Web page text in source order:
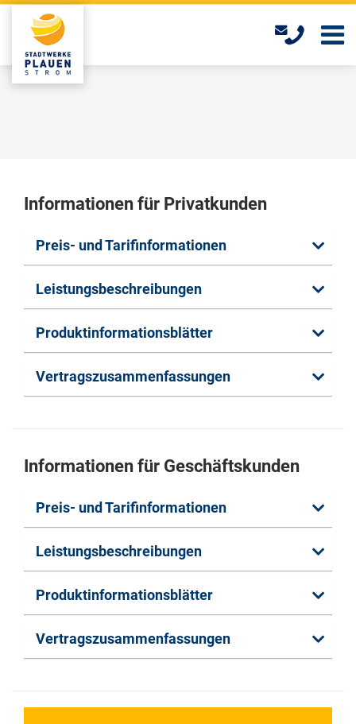
Skip
content
Informationen für Privatkunden
Preis- und Tarifinformationen
Leistungsbeschreibungen
Produktinformationsblätter
Vertragszusammenfassungen
Informationen für Geschäftskunden
Preis- und Tarifinformationen
Leistungsbeschreibungen
Produktinformationsblätter
Vertragszusammenfassungen